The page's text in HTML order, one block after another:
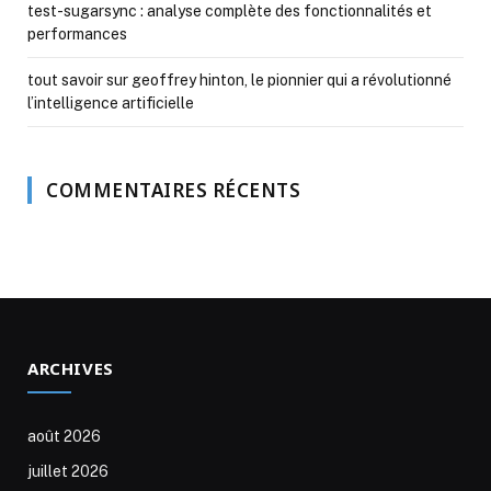
test-sugarsync : analyse complète des fonctionnalités et
performances
tout savoir sur geoffrey hinton, le pionnier qui a révolutionné
l’intelligence artificielle
COMMENTAIRES RÉCENTS
ARCHIVES
août 2026
juillet 2026